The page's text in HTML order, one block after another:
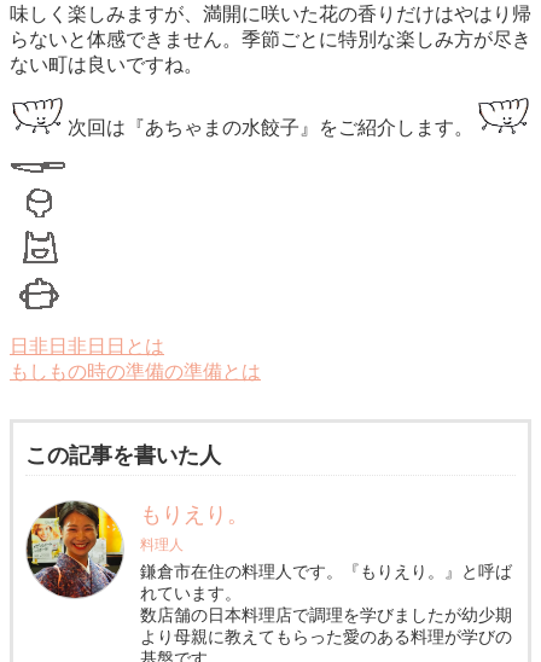
味しく楽しみますが、満開に咲いた花の香りだけはやはり帰
らないと体感できません。季節ごとに特別な楽しみ方が尽き
ない町は良いですね。
次回は『あちゃまの水餃子』をご紹介します。
日非日非日日とは
もしもの時の準備の準備とは
この記事を書いた人
もりえり。
料理人
鎌倉市在住の料理人です。『もりえり。』と呼ば
れています。
数店舗の日本料理店で調理を学びましたが幼少期
より母親に教えてもらった愛のある料理が学びの
基盤です。